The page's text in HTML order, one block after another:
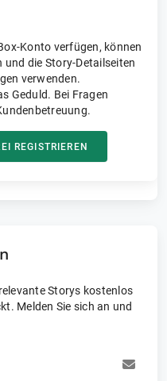
Konto verfügen, können
die Story-Detailseiten
verwenden.
Geduld. Bei Fragen
REGISTRIEREN
Storys kostenlos
Melden Sie sich an und